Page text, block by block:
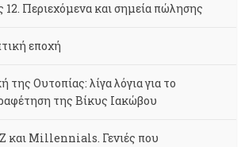
Περιεχόμενα και σημεία πώλησης
εποχή
της Ουτοπίας: λίγα λόγια για το
της Βίκυς Ιακώβου
και Millennials. Γενιές που